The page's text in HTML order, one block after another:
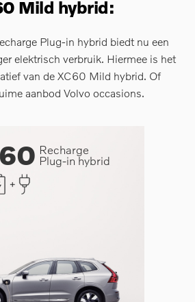
Mild hybrid:
Plug-in hybrid biedt nu een
elektrisch verbruik. Hiermee is het
van de XC60 Mild hybrid. Of
aanbod Volvo occasions.
Recharge
Plug-in hybrid